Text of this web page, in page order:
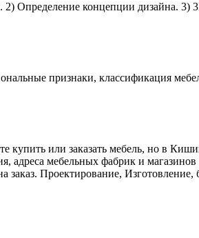
Определение концепции дизайна. 3)
признаки, классификация
или заказать мебель, но в
адреса мебельных фабрик и
Проектирование, Изготовление,